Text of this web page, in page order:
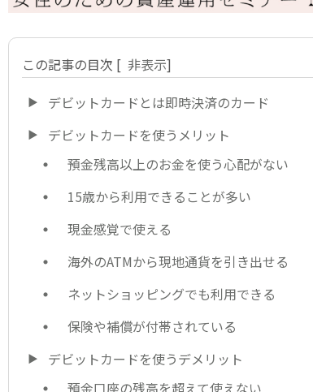
この記事の目次 [ 非表示]
デビットカードとは即時決済のカード
デビットカードを使うメリット
預金残高以上のお金を使う心配がない
15歳から利用できることが多い
現金感覚で使える
海外のATMから現地通貨を引き出せる
ネットショッピングでも利用できる
保険や補償が付帯されている
デビットカードを使うデメリット